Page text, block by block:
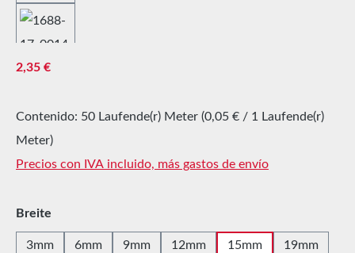
Precio normal:
2,35 €
Contenido: 50 Laufende(r) Meter (0,05 € / 1 Laufende(r)
Meter)
Precios con IVA incluido, más gastos de envío
Seleccione
Breite
3mm 6mm 9mm 12mm 15mm 19mm